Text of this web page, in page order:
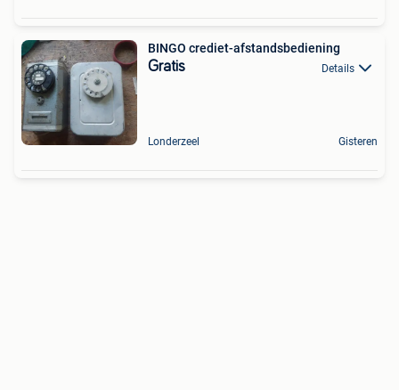
BINGO crediet-afstandsbediening
Gratis Details
Londerzeel Gisteren